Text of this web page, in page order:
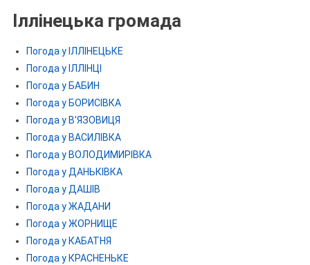
Іллінецька громада
Погода у ІЛЛІНЕЦЬКЕ
Погода у ІЛЛІНЦІ
Погода у БАБИН
Погода у БОРИСІВКА
Погода у В'ЯЗОВИЦЯ
Погода у ВАСИЛІВКА
Погода у ВОЛОДИМИРІВКА
Погода у ДАНЬКІВКА
Погода у ДАШІВ
Погода у ЖАДАНИ
Погода у ЖОРНИЩЕ
Погода у КАБАТНЯ
Погода у КРАСНЕНЬКЕ